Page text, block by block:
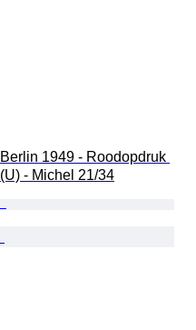
Berlin 1949 - Roodopdruk
(U) - Michel 21/34